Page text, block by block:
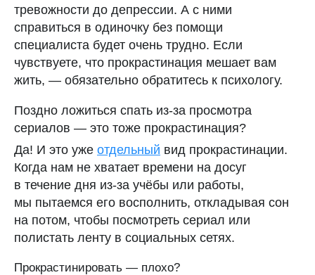
тревожности до депрессии. А с ними
справиться в одиночку без помощи
специалиста будет очень трудно. Если
чувствуете, что прокрастинация мешает вам
жить, — обязательно обратитесь к психологу.
Поздно ложиться спать из-за просмотра
сериалов — это тоже прокрастинация?
Да! И это уже отдельный вид прокрастинации.
Когда нам не хватает времени на досуг
в течение дня из-за учёбы или работы,
мы пытаемся его восполнить, откладывая сон
на потом, чтобы посмотреть сериал или
полистать ленту в социальных сетях.
Прокрастинировать — плохо?